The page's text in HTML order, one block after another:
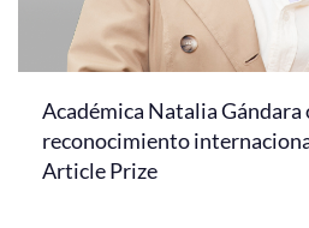
Académica Natalia
reconocimiento
Article Prize